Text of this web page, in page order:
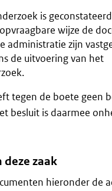
is
wijze de
administratie zijn
de uitvoering van het
tegen de boete geen
besluit is daarmee
zaak
hieronder de